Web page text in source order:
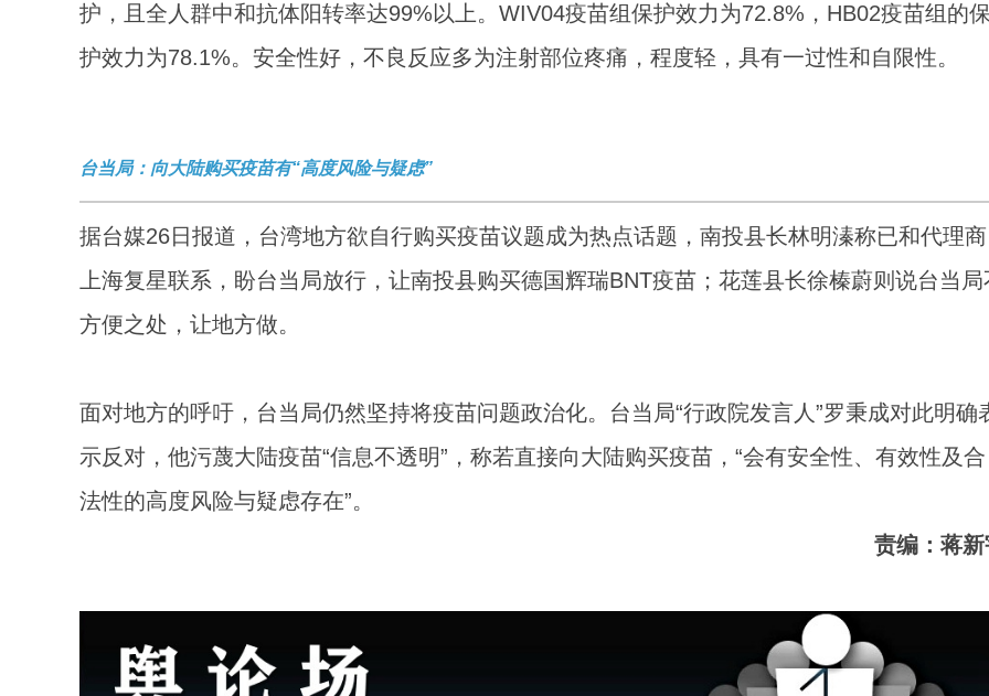
护，且全人群中和抗体阳转率达99%以上。WIV04疫苗组保护效力为72.8%，HB02疫苗组的保
护效力为78.1%。安全性好，不良反应多为注射部位疼痛，程度轻，具有一过性和自限性。
台当局：向大陆购买疫苗有“高度风险与疑虑”
据台媒26日报道，台湾地方欲自行购买疫苗议题成为热点话题，南投县长林明溱称已和代理商
上海复星联系，盼台当局放行，让南投县购买德国辉瑞BNT疫苗；花莲县长徐榛蔚则说台当局
方便之处，让地方做。
面对地方的呼吁，台当局仍然坚持将疫苗问题政治化。台当局“行政院发言人”罗秉成对此明确
示反对，他污蔑大陆疫苗“信息不透明”，称若直接向大陆购买疫苗，“会有安全性、有效性及合
法性的高度风险与疑虑存在”。
责编：蒋新